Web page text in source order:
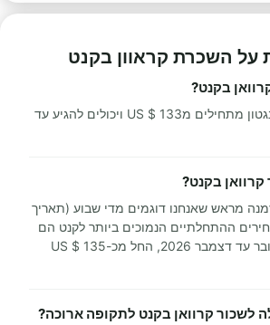
על השכרת קראוון בקנט
בקנט?
קרוואנים בקנט, וושינגטון מתחילים מ133 $ US ויכולים להגיע עד
קרוואן בקנט?
מראש שאנחנו דוגמים מדי שבוע (תאריך
ההתחלתיים הנמוכים ביותר לקנט הם
כרגע לחודשים אוקטובר עד דצמבר 2026, החל מכ-135 $ US
לשכור קרוואן בקנט לתקופה ארוכה?